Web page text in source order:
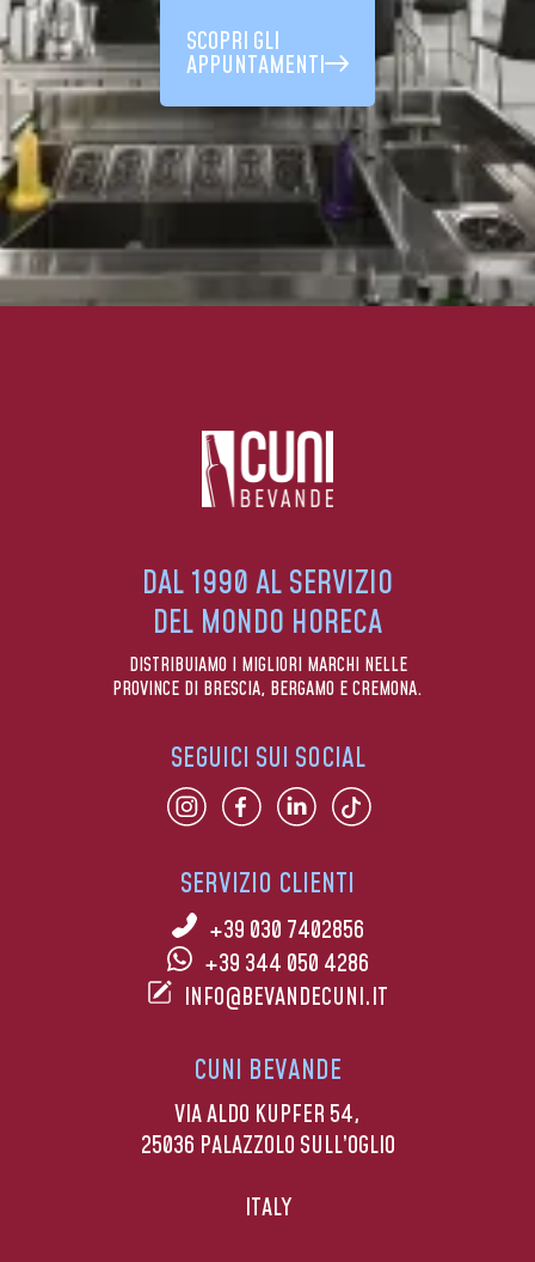
SCOPRI GLI
APPUNTAMENTI
DAL 1990 AL SERVIZIO
DEL MONDO HORECA
DISTRIBUIAMO I MIGLIORI MARCHI NELLE
PROVINCE DI BRESCIA, BERGAMO E CREMONA.
SERVIZIO CLIENTI
+39 030 7402856
+39 344 050 4286
INFO@BEVANDECUNI.IT
CUNI BEVANDE
VIA ALDO KUPFER 54,
25036 PALAZZOLO SULL’OGLIO
ITALY
SEGUICI SUI SOCIAL